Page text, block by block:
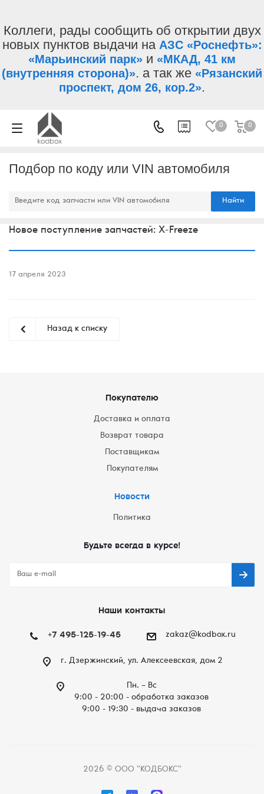
Коллеги, рады сообщить об открытии двух
новых пунктов выдачи на АЗС «Роснефть»:
«Марьинский парк» и «МКАД, 41 км
(внутренняя сторона)». а так же «Рязанский
проспект, дом 26, кор.2».
0 0
Подбор по коду или VIN автомобиля
Найти
Новое поступление запчастей: X-Freeze
17 апреля 2023
Назад к списку
Покупателю
Доставка и оплата
Возврат товара
Поставщикам
Покупателям
Новости
Политика
Будьте всегда в курсе!
Наши контакты
+7 495-125-19-45 zakaz@kodbox.ru
г. Дзержинский, ул. Алексеевская, дом 2
Пн. – Вc
9:00 - 20:00 - обработка заказов
9:00 - 19:30 - выдача заказов
2026 © ООО "КОДБОКС"